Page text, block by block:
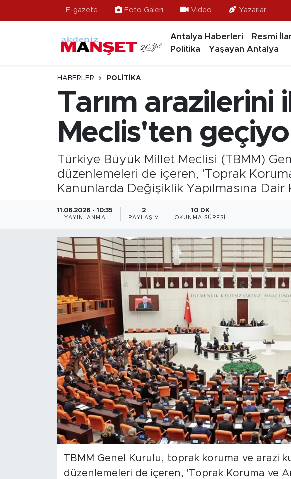
E-gazete Foto Galeri Video Yazarlar
Antalya Haberleri Resmi
Politika
Yaşayan Antalya
HABERLER POLITIKA
Tarım
Meclis'ten
Türkiye Büyük Millet Meclisi (TBMM)
düzenlemeleri de içeren, 'Toprak
Kanunlarda Değişiklik Yapılmasına
11.06.2026 - 10:35
YAYINLANMA
2
PAYLAŞIM
10 DK
OKUNMA SÜRESI
TBMM Genel Kurulu, toprak koruma ve arazi
düzenlemeleri de içeren, 'Toprak Koruma ve
Ekonomi
Gündem
Kültür- Sanat
Magazin
Özel Haber
Politika
Resmi İlanlar
Turizm
Antalya Nöbetçi Eczaneler
Antalya Trafik Yoğunluk Haritası
Süper Lig Puan Durumu ve Fikstür
Tüm Manşetler
Son Dakika Haberleri
Haber Arşivi